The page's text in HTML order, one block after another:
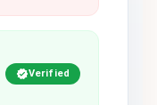
Verified